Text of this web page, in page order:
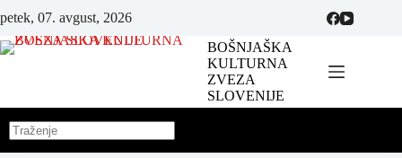
petek, 07. avgust, 2026
BOŠNJAŠKA
KULTURNA
ZVEZA
SLOVENIJE